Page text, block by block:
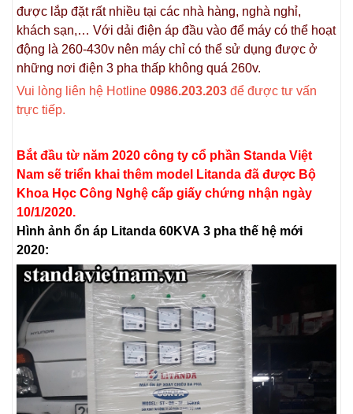
được lắp đặt rất nhiều tại các nhà hàng, nghà nghỉ,
khách sạn,… Với dải điện áp đầu vào để máy có thể hoạt
động là 260-430v nên máy chỉ có thể sử dụng được ở
những nơi điện 3 pha thấp không quá 260v.
Vui lòng liên hệ Hotline 0986.203.203 để được tư vấn
trực tiếp.
Bắt đầu từ năm 2020 công ty cổ phần Standa Việt
Nam sẽ triển khai thêm model Litanda đã được Bộ
Khoa Học Công Nghệ cấp giấy chứng nhận ngày
10/1/2020.
Hình ảnh ổn áp Litanda 60KVA 3 pha thế hệ mới
2020: